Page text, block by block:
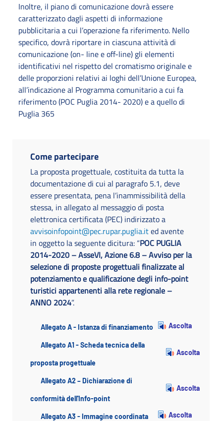
Inoltre, il piano di comunicazione dovrà essere
caratterizzato dagli aspetti di informazione
pubblicitaria a cui l’operazione fa riferimento. Nello
specifico, dovrà riportare in ciascuna attività di
comunicazione (on- line e off-line) gli elementi
identificativi nel rispetto del cromatismo originale e
delle proporzioni relativi ai loghi dell’Unione Europea,
all’indicazione al Programma comunitario a cui fa
riferimento (POC Puglia 2014- 2020) e a quello di
Puglia 365
Come partecipare
La proposta progettuale, costituita da tutta la
documentazione di cui al paragrafo 5.1, deve
essere presentata, pena l’inammissibilità della
stessa, in allegato al messaggio di posta
elettronica certificata (PEC) indirizzato a
avvisoinfopoint@pec.rupar.puglia.ited avente
in oggetto la seguente dicitura: “POC PUGLIA
2014-2020 – AsseVI, Azione 6.8 – Avviso per la
selezione di proposte progettuali finalizzate al
potenziamento e qualificazione degli info-point
turistici appartenenti alla rete regionale –
ANNO 2024”.
Allegato A - Istanza di finanziamento Ascolta
Allegato A1 - Scheda tecnica della
proposta progettuale
Ascolta
Allegato A2 – Dichiarazione di
conformità dell'Info-point
Ascolta
Allegato A3 - Immagine coordinata Ascolta